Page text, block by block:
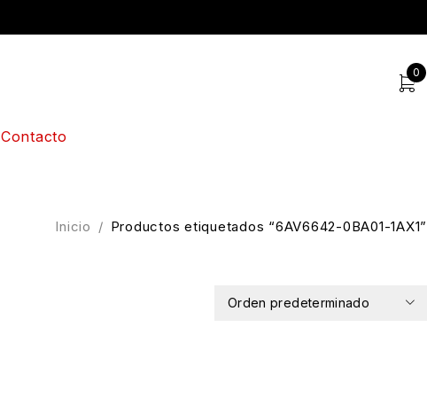
0
Contacto
Inicio / Productos etiquetados “6AV6642-0BA01-1AX1”
Orden predeterminado